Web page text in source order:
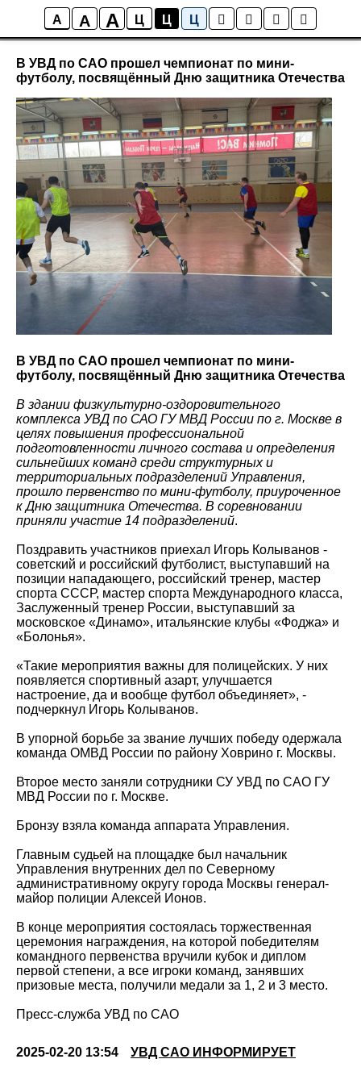
A A A Ц Ц Ц
Новости района Коптево
В УВД по САО прошел чемпионат по мини-
футболу, посвящённый Дню защитника Отечества
В УВД по САО прошел чемпионат по мини-
футболу, посвящённый Дню защитника Отечества
В здании физкультурно-оздоровительного
комплекса УВД по САО ГУ МВД России по г. Москве в
целях повышения профессиональной
подготовленности личного состава и определения
сильнейших команд среди структурных и
территориальных подразделений Управления,
прошло первенство по мини-футболу, приуроченное
к Дню защитника Отечества. В соревновании
приняли участие 14 подразделений.
Поздравить участников приехал Игорь Колыванов -
советский и российский футболист, выступавший на
позиции нападающего, российский тренер, мастер
спорта СССР, мастер спорта Международного класса,
Заслуженный тренер России, выступавший за
московское «Динамо», итальянские клубы «Фоджа» и
«Болонья».
«Такие мероприятия важны для полицейских. У них
появляется спортивный азарт, улучшается
настроение, да и вообще футбол объединяет», -
подчеркнул Игорь Колыванов.
В упорной борьбе за звание лучших победу одержала
команда ОМВД России по району Ховрино г. Москвы.
Второе место заняли сотрудники СУ УВД по САО ГУ
МВД России по г. Москве.
Бронзу взяла команда аппарата Управления.
Главным судьей на площадке был начальник
Управления внутренних дел по Северному
административному округу города Москвы генерал-
майор полиции Алексей Ионов.
В конце мероприятия состоялась торжественная
церемония награждения, на которой победителям
командного первенства вручили кубок и диплом
первой степени, а все игроки команд, занявших
призовые места, получили медали за 1, 2 и 3 место.
Пресс-служба УВД по САО
2025-02-20 13:54 УВД САО ИНФОРМИРУЕТ